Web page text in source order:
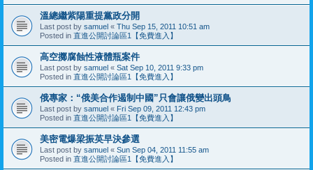
溫總繼紫陽重提黨政分開
Last post by samuel « Thu Sep 15, 2011 10:51 am
Posted in 直進公開討論區1【免費進入】
高空擲腐蝕性液體瓶案件
Last post by samuel « Sat Sep 10, 2011 9:33 pm
Posted in 直進公開討論區1【免費進入】
俄專家：“俄美合作遏制中國”只會讓俄變出頭鳥
Last post by samuel « Fri Sep 09, 2011 12:43 pm
Posted in 直進公開討論區1【免費進入】
美密電爆梁振英早決參選
Last post by samuel « Sun Sep 04, 2011 11:55 am
Posted in 直進公開討論區1【免費進入】